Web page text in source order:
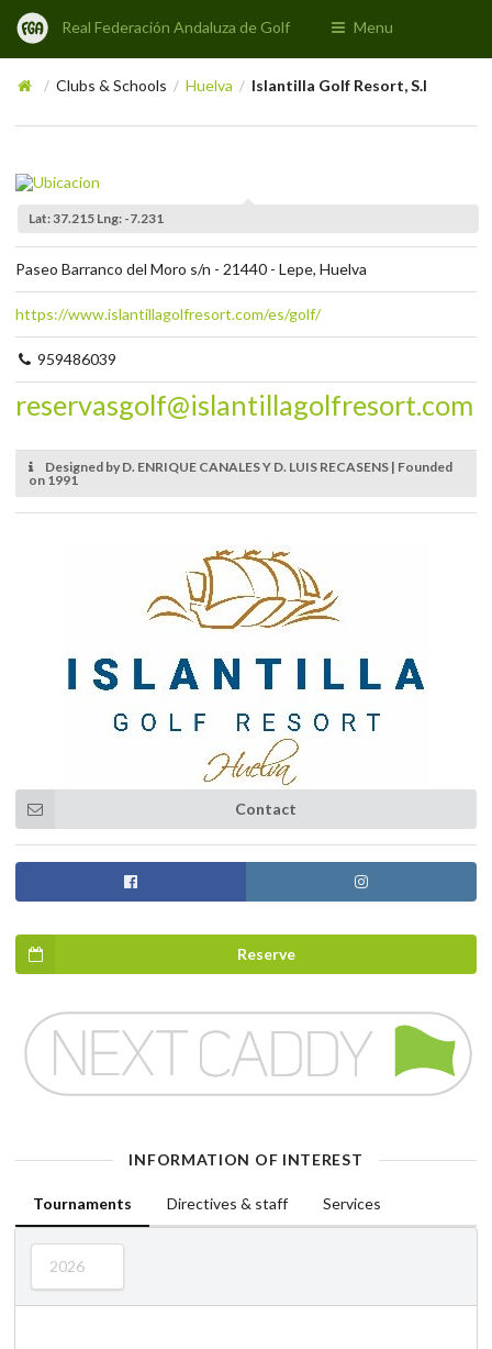
Real Federación Andaluza de Golf Menu
/ Clubs & Schools / Huelva / Islantilla Golf Resort, S.l
Lat: 37.215 Lng: -7.231
Paseo Barranco del Moro s/n - 21440 - Lepe, Huelva
https://www.islantillagolfresort.com/es/golf/
959486039
reservasgolf@islantillagolfresort.com
Designed by D. ENRIQUE CANALES Y D. LUIS RECASENS | Founded
on 1991
Contact
Reserve
INFORMATION OF INTEREST
Tournaments Directives & staff Services
2026